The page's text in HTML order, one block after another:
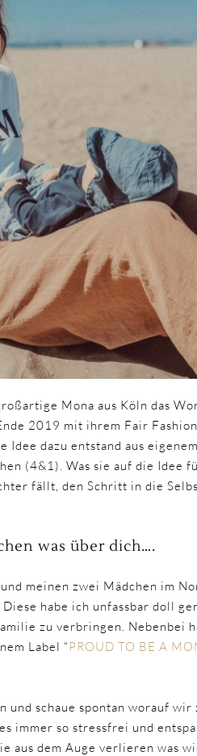
Mona aus Köln das
2019 mit ihrem Fair Fashion
Idee dazu entstand aus
(4&1). Was sie auf die Idee
fällt, den Schritt in die
was über dich….
meinen zwei Mädchen im
habe ich unfassbar doll
zu verbringen. Nebenbei
Label “PROUD TO BE A
schaue spontan worauf wir
immer so stressfrei und
aus dem Auge verlieren was